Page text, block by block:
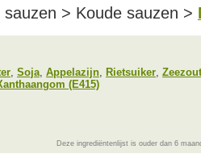
sauzen > Koude sauzen >
Soja Appelazijn Rietsuiker Zeezout
(E415)
Deze ingrediëntenlijst is ouder dan 6